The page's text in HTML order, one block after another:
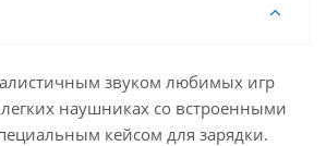
звуком любимых игр
наушниках со встроенными
кейсом для зарядки.